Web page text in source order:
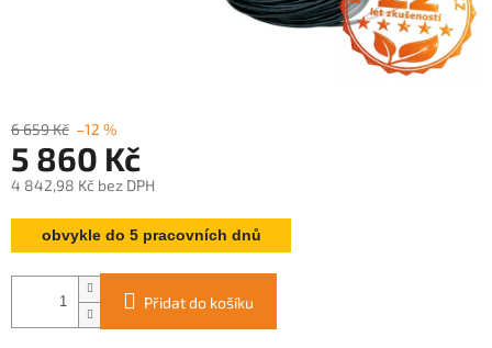
6 659 Kč –12 %
5 860 Kč
4 842,98 Kč bez DPH
Měrná
cena:obvykle do 5 pracovních dnů
Přidat do košíku